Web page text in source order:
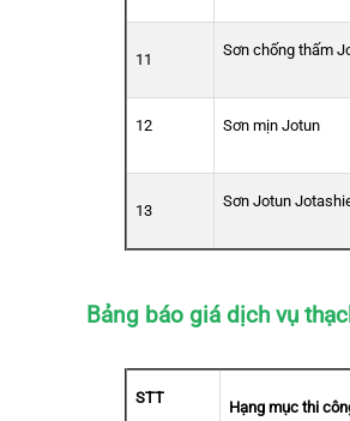
11
Sơn chống thấm
12 Sơn mịn Jotun
13
Sơn Jotun
Bảng báo giá dịch vụ
STT
Hạng mục thi